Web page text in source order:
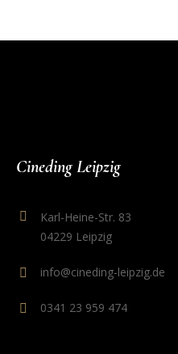
Cineding Leipzig
Karl-Heine-Str. 83
04229 Leipzig
info@cineding-leipzig.de
0341 23 959 474